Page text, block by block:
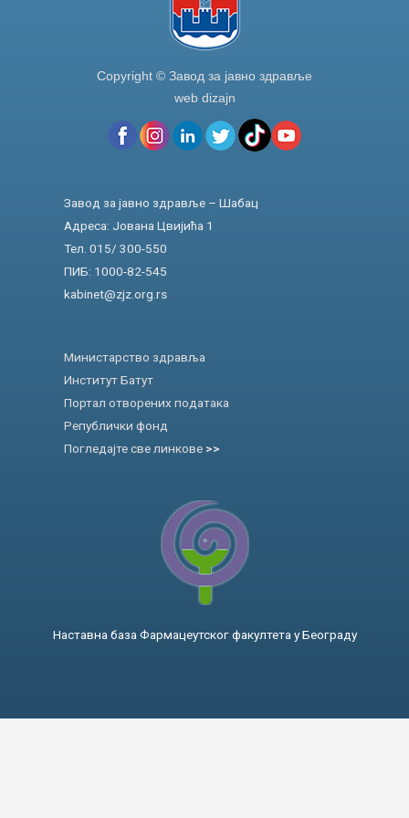
Copyright © Завод за јавно здравље
web dizajn
Завод за јавно здравље – Шабац
Адреса: Јована Цвијића 1
Тел. 015/ 300-550
ПИБ: 1000-82-545
kabinet@zjz.org.rs
Министарство здравља
Институт Батут
Портал отворених података
Републички фонд
Погледајте све линкове >>
Наставна база Фармацеутског факултета у Београду